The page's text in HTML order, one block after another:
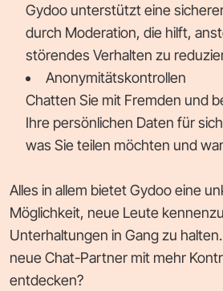
Gydoo unterstützt eine
durch Moderation, die hilft,
störendes Verhalten zu
Anonymitätskontrollen
Chatten Sie mit Fremden und
Ihre persönlichen Daten für
was Sie teilen möchten und
Alles in allem bietet Gydoo eine
Möglichkeit, neue Leute
Unterhaltungen in Gang zu
neue Chat-Partner mit mehr
entdecken?